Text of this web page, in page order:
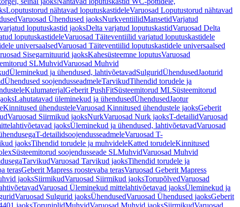
Loputustorud nähtavad loputuskastideleVaruosad Loputustorud nähtavad
Varuosad Ühendused jaoksNurkventiilidMansetidVarjatud
loputuskastid jaoksDelta varjatud loputuskastidVaruosad Delta
loputuskastideleVaruosad Täiteventiilid varjatud loputuskastidele
universaalsedVaruosad Täiteventiilid loputuskastidele universaalsed
Sisegarnituurid jaoksKahesüsteemne loputusVaruosad
SLMuhvidVaruosad Muhvid
Üleminekud ja ühendused, lahtivõetavadSulguridÜhendusedJaoturid
Ühendused soojendusseadmeleTarvikudTihendid torudele ja
KulumaterjalGeberit PushFitSüsteemitorud MLSüsteemitorud
Lahutatavad üleminekud ja ühendusedÜhendusedJaotur
Kinnitused ühendusteleVaruosad Kinnitused ühendustele jaoksGeberit
Varuosad Siirmikud jaoksNurkVaruosad Nurk jaoksT-detailidVaruosad
jaoksÜleminekud ja ühendused, lahtivõetavadVaruosad
T-detailidsoojendusseadmeleVaruosad T-
jaoksTihendid torudele ja muhvideleKatted torudeleKinnitused
Süsteemitorud soojendusseade SLMuhvidVaruosad Muhvid
TarvikudVaruosad Tarvikud jaoksTihendid torudele ja
terasGeberit Mapress roostevaba terasVaruosad Geberit Mapress
jaoksSiirmikudVaruosad Siirmikud jaoksTorupõlvedVaruosad
Varuosad Üleminekud mittelahtivõetavad jaoksÜleminekud ja
Varuosad Sulgurid jaoksÜhendusedVaruosad Ühendused jaoksGeberit
jaoksToruniplidMuhvidVaruosad Muhvid jaoksSiirmikudVaruosad